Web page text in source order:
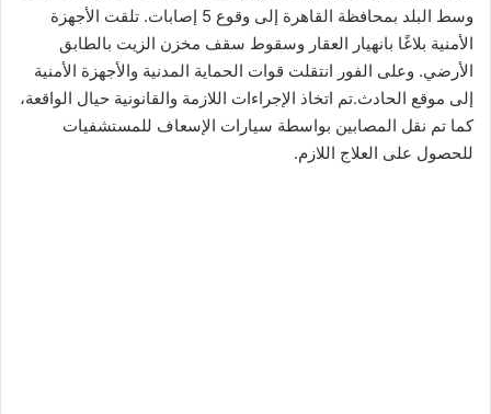
وسط البلد بمحافظة القاهرة إلى وقوع 5 إصابات. تلقت الأجهزة
الأمنية بلاغًا بانهيار العقار وسقوط سقف مخزن الزيت بالطابق
الأرضي. وعلى الفور انتقلت قوات الحماية المدنية والأجهزة الأمنية
إلى موقع الحادث.تم اتخاذ الإجراءات اللازمة والقانونية حيال الواقعة،
كما تم نقل المصابين بواسطة سيارات الإسعاف للمستشفيات
للحصول على العلاج اللازم.